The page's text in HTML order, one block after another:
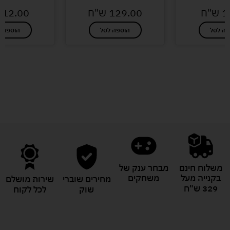
ש"ח
לסל
129.00 ש"ח
הוספה לסל
12.00
הוספה
משלוח חינם
בקנייה מעל
329 ש"ח
מבחר ענק של
משחקים
מחירים שוברי
שוק
שירות מושלם
לכל לקוח